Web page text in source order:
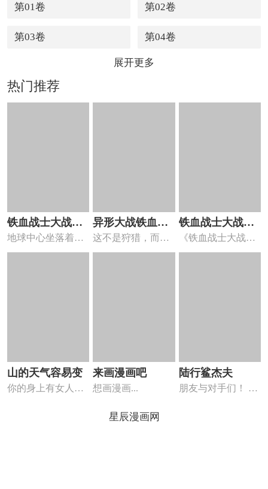
第01卷 第02卷
第03卷 第04卷
展开更多
热门推荐
铁血战士大战人
猿泰山地心之战
地球中心坐落着佩
卢西达，这片世界
异形大战铁血战
士战争
这不是狩猎，而是
“战争”。在被卷入
铁血战士大战机
器斗士马格纳斯
《铁血战士大战机
器人战士马格努
山的天气容易变
你的身上有女人的
来画漫画吧
想画漫画...
陆行鲨杰夫
朋友与对手们！ 在
星辰漫画网